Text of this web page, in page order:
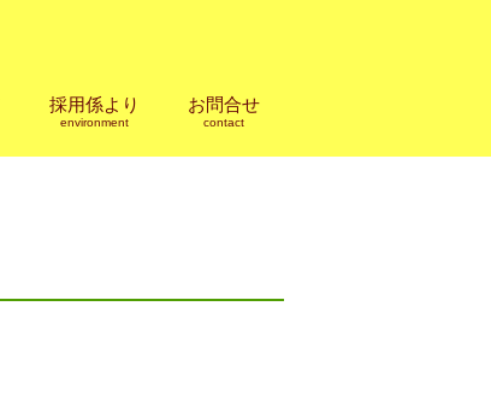
採用係より
environment
お問合せ
contact